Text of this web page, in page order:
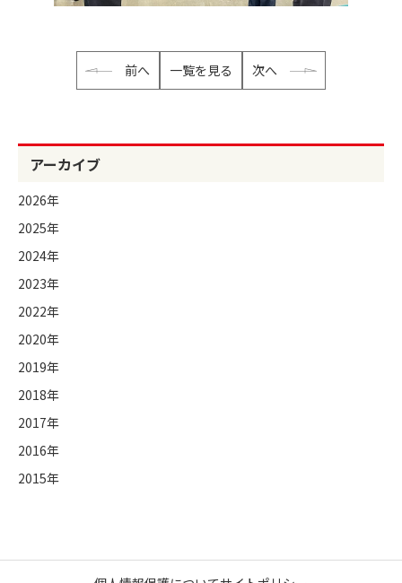
アーカイブ
2026年
2025年
2024年
2023年
2022年
2020年
2019年
2018年
2017年
2016年
2015年
前へ 一覧を見る 次へ